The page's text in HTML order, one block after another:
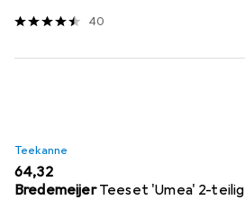
40
Teekanne
EUR
64,32
Bredemeijer Teeset 'Umea' 2-teilig